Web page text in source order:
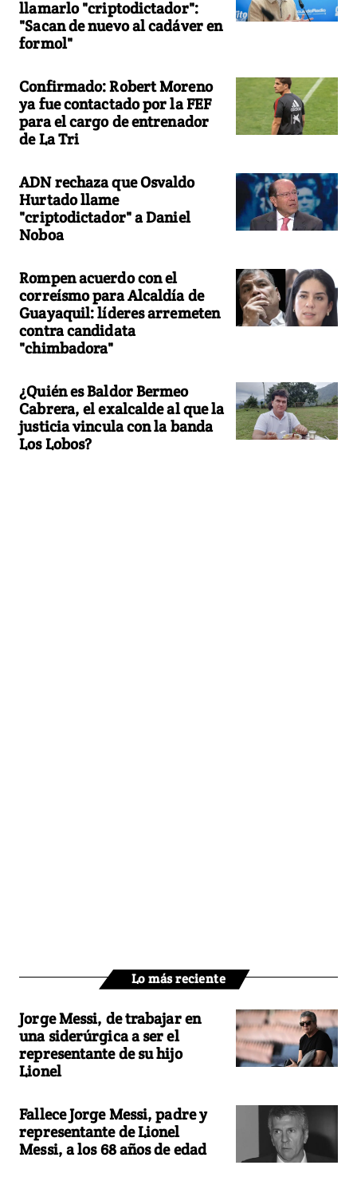
llamarlo "criptodictador":
"Sacan de nuevo al cadáver en
formol"
Confirmado: Robert Moreno
ya fue contactado por la FEF
para el cargo de entrenador
de La Tri
ADN rechaza que Osvaldo
Hurtado llame
"criptodictador" a Daniel
Noboa
Rompen acuerdo con el
correísmo para Alcaldía de
Guayaquil: líderes arremeten
contra candidata
"chimbadora"
¿Quién es Baldor Bermeo
Cabrera, el exalcalde al que la
justicia vincula con la banda
Los Lobos?
Lo más reciente
Jorge Messi, de trabajar en
una siderúrgica a ser el
representante de su hijo
Lionel
Fallece Jorge Messi, padre y
representante de Lionel
Messi, a los 68 años de edad